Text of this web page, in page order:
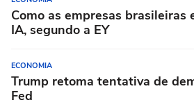
Como as empresas brasileiras
IA, segundo a EY
ECONOMIA
Trump retoma tentativa de
Fed